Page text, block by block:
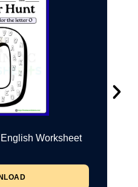
Worksheet